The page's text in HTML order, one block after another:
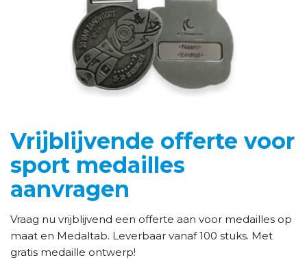
Vrijblijvende offerte voor
sport medailles
aanvragen
Vraag nu vrijblijvend een offerte aan voor medailles op
maat en Medaltab. Leverbaar vanaf 100 stuks. Met
gratis medaille ontwerp!